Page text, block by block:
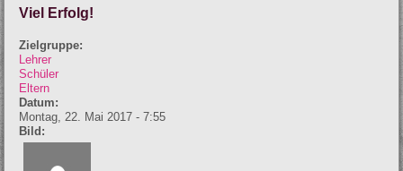
Viel Erfolg!
Zielgruppe:
Lehrer
Schüler
Eltern
Datum:
Montag, 22. Mai 2017 - 7:55
Bild: